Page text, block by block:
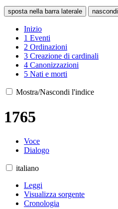
sposta nella barra laterale nascondi
Inizio
1 Eventi
2 Ordinazioni
3 Creazione di cardinali
4 Canonizzazioni
5 Nati e morti
Mostra/Nascondi l'indice
1765
Voce
Dialogo
italiano
Leggi
Visualizza sorgente
Cronologia